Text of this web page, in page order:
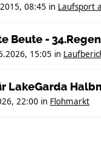
08:45 in Laufsport
Beute -
15:05 in
LakeGarda
22:00 in Flohmarkt